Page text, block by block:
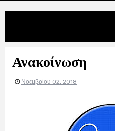
Ανακοίνωση
Νοεμβρίου 02, 2018